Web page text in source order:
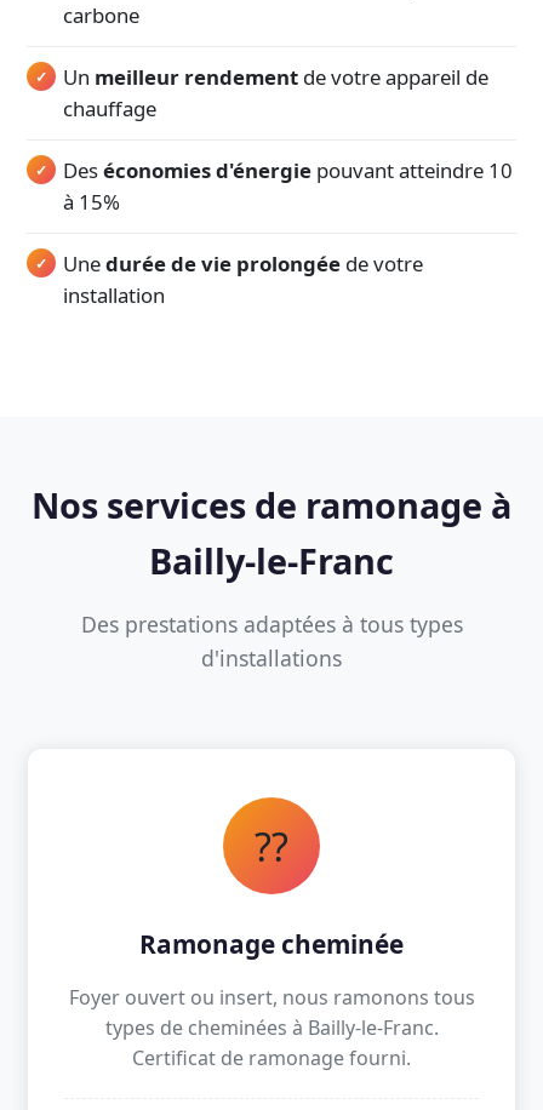
carbone
Un meilleur rendement de votre appareil de
chauffage
Deséconomies d'énergie pouvant atteindre 10
à 15%
Unedurée de vie prolongée de votre
installation
Nos services de ramonage à
Bailly-le-Franc
Des prestations adaptées à tous types
d'installations
??
Ramonage cheminée
Foyer ouvert ou insert, nous ramonons tous
types de cheminées à Bailly-le-Franc.
Certificat de ramonage fourni.